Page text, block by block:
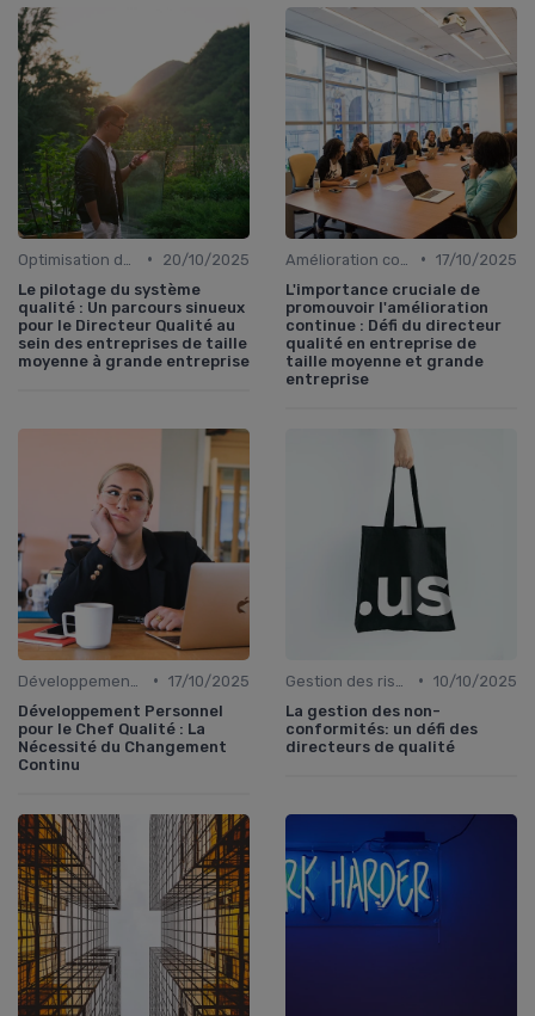
•
20/10/2025
Le pilotage du système
qualité : Un parcours sinueux
pour le Directeur Qualité au
sein des entreprises de taille
moyenne à grande entreprise
• 17/10/2025
L'importance cruciale de
promouvoir l'amélioration
continue : Défi du directeur
qualité en entreprise de
taille moyenne et grande
entreprise
• 17/10/2025
Développement Personnel
pour le Chef Qualité : La
Nécessité du Changement
Continu
• 10/10/2025
La gestion des non-
conformités: un défi des
directeurs de qualité